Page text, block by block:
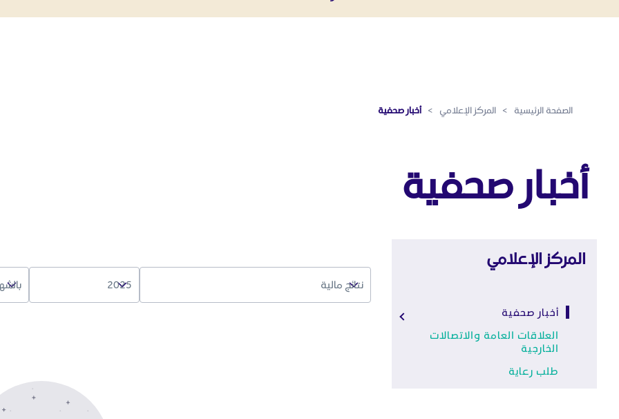
تخطي إلى المحتوى الرئيسي
أخبار صحفية - المركز الإعلامي
الصفحة الرئيسية > المركز الإعلامي > أخبار صحفية
أخبار صحفية
المركز الإعلامي
أخبار صحفية
العلاقات العامة والاتصالات
الخارجية
طلب رعاية